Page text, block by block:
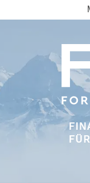
to